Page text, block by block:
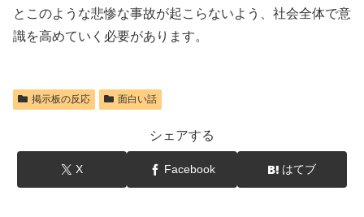
とこのような悲惨な事故が起こらないよう、社会全体で意
識を高めていく必要があります。
掲示板の反応 面白い話
シェアする
X Facebook はてブ